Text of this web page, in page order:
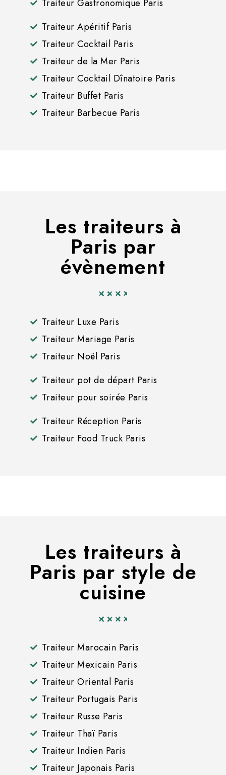
Traiteur Gastronomique Paris
Traiteur Apéritif Paris
Traiteur Cocktail Paris
Traiteur de la Mer Paris
Traiteur Cocktail Dînatoire Paris
Traiteur Buffet Paris
Traiteur Barbecue Paris
Les traiteurs à
Paris par
évènement
Traiteur Luxe Paris
Traiteur Mariage Paris
Traiteur Noël Paris
Traiteur pot de départ Paris
Traiteur pour soirée Paris
Traiteur Réception Paris
Traiteur Food Truck Paris
Les traiteurs à
Paris par style de
cuisine
Traiteur Marocain Paris
Traiteur Mexicain Paris
Traiteur Oriental Paris
Traiteur Portugais Paris
Traiteur Russe Paris
Traiteur Thaï Paris
Traiteur Indien Paris
Traiteur Japonais Paris